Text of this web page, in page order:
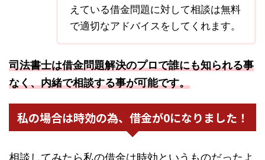
えている借金問題に対して相談は無料
で適切なアドバイスをしてくれます。
司法書士は借金問題解決のプロで誰にも知られる事
なく、内緒で相談する事が可能です。
私の場合は時効の為、借金が0になりました！
相談してみたら私の借金は時効というものだったよ